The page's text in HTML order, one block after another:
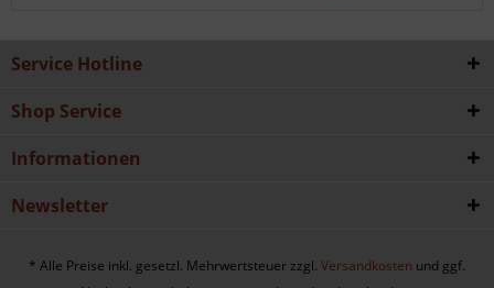
Service Hotline
Shop Service
Informationen
Newsletter
* Alle Preise inkl. gesetzl. Mehrwertsteuer zzgl. Versandkosten und ggf.